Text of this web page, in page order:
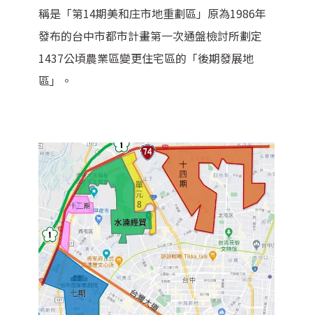
稱是「第14期美和庄市地重劃區」原為1986年
發布的台中市都市計畫第一次通盤檢討所劃定
1437公頃農業區變更住宅區的「後期發展地
區」。